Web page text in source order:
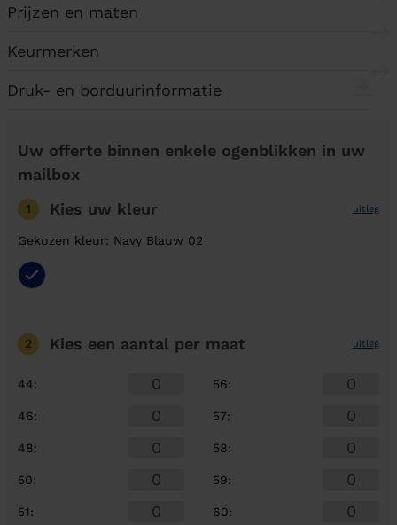
Prijzen en maten
Keurmerken
Druk- en borduurinformatie
Uw offerte binnen enkele ogenblikken in uw
mailbox
1 Kies uw kleur uitleg
Gekozen kleur: Navy Blauw 02
2 Kies een aantal per maat uitleg
44:
46:
48:
50:
51:
56:
57:
58:
59:
60: